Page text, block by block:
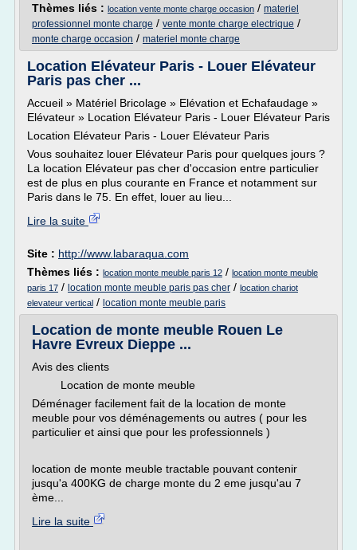
Thèmes liés : location vente monte charge occasion / materiel
professionnel monte charge / vente monte charge electrique /
monte charge occasion / materiel monte charge
Location Elévateur Paris - Louer Elévateur
Paris pas cher ...
Accueil » Matériel Bricolage » Elévation et Echafaudage »
Elévateur » Location Elévateur Paris - Louer Elévateur Paris
Location Elévateur Paris - Louer Elévateur Paris
Vous souhaitez louer Elévateur Paris pour quelques jours ?
La location Elévateur pas cher d'occasion entre particulier
est de plus en plus courante en France et notamment sur
Paris dans le 75. En effet, louer au lieu...
Lire la suite
Site : http://www.labaraqua.com
Thèmes liés : location monte meuble paris 12 / location monte meuble
paris 17 / location monte meuble paris pas cher / location chariot
elevateur vertical / location monte meuble paris
Location de monte meuble Rouen Le
Havre Evreux Dieppe ...
Avis des clients
Location de monte meuble
Déménager facilement fait de la location de monte
meuble pour vos déménagements ou autres ( pour les
particulier et ainsi que pour les professionnels )
location de monte meuble tractable pouvant contenir
jusqu'a 400KG de charge monte du 2 eme jusqu'au 7
ème...
Lire la suite